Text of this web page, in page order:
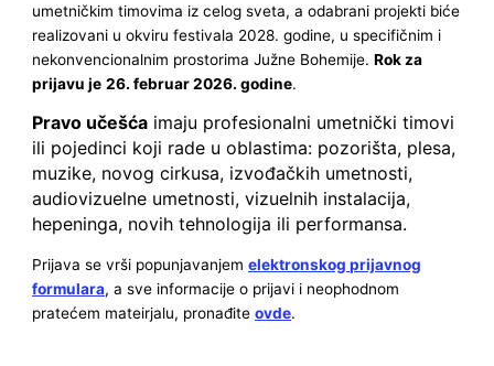
umetničkim timovima iz celog sveta, a odabrani projekti biće
realizovani u okviru festivala 2028. godine, u specifičnim i
nekonvencionalnim prostorima Južne Bohemije.Rok za
prijavu je 26. februar 2026. godine.
Pravo učešća imaju profesionalni umetnički timovi
ili pojedinci koji rade u oblastima: pozorišta, plesa,
muzike, novog cirkusa, izvođačkih umetnosti,
audiovizuelne umetnosti, vizuelnih instalacija,
hepeninga, novih tehnologija ili performansa.
Prijava se vrši popunjavanjemelektronskog prijavnog
formulara, a sve informacije o prijavi i neophodnom
pratećem mateirjalu, pronađiteovde.